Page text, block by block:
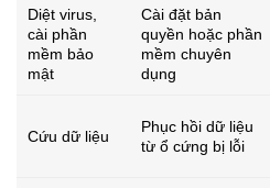
Diệt virus,
cài phần
mềm bảo
mật
Cài đặt bản
quyền hoặc phần
mềm chuyên
dụng
Cứu dữ liệu
Phục hồi dữ liệu
từ ổ cứng bị lỗi